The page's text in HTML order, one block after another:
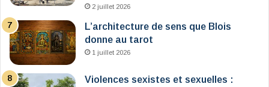
2 juillet 2026
L’architecture de sens que Blois
donne au tarot
1 juillet 2026
Violences sexistes et sexuelles :